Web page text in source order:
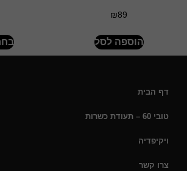
₪89
הוספה לסל
דף הבית
טובי 60 – תעודת כשרות
ויקיפדיה
צרו קשר